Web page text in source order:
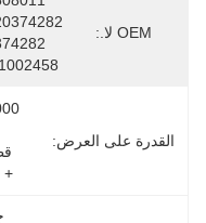
OEM لا.:
القدرة على العرض:
+